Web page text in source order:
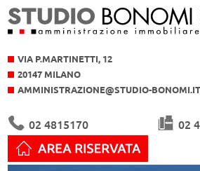
VIA P.MARTINETTI, 12
20147 MILANO
AMMINISTRAZIONE@STUDIO-BONOMI.IT
02 4815170 02